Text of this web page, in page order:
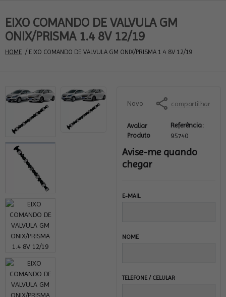
EIXO COMANDO DE VALVULA GM
ONIX/PRISMA 1.4 8V 12/19
HOME / EIXO COMANDO DE VALVULA GM ONIX/PRISMA 1.4 8V 12/19
Novo compartilhar
Avaliar
Produto
Referência:
95740
Avise-me quando
chegar
E-MAIL
NOME
TELEFONE / CELULAR